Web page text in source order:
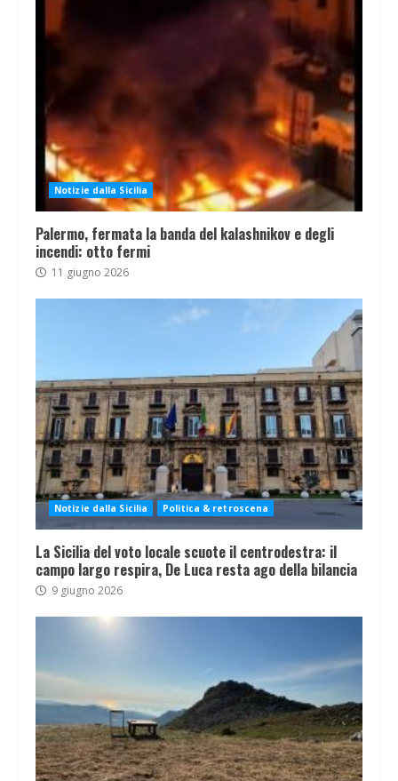
Notizie dalla Sicilia
Palermo, fermata la banda del kalashnikov e degli
incendi: otto fermi
11 giugno 2026
Notizie dalla Sicilia Politica & retroscena
La Sicilia del voto locale scuote il centrodestra: il
campo largo respira, De Luca resta ago della bilancia
9 giugno 2026